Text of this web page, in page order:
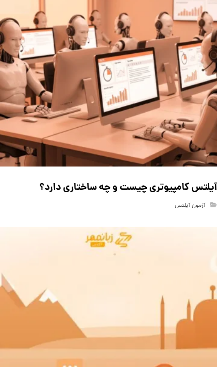
آیلتس کامپیوتری چیست و چه ساختاری دارد؟
آزمون آیلتس